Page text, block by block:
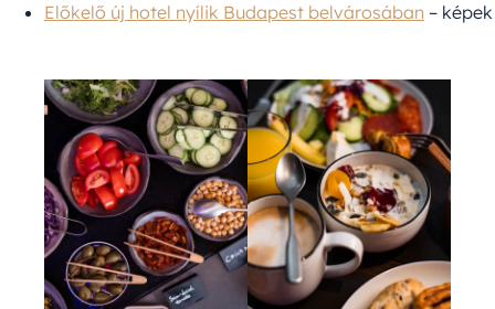
Előkelő új hotel nyílik Budapest belvárosában – képek